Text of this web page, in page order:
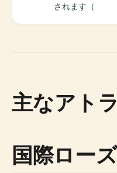
されます（
主なアト
国際ロー